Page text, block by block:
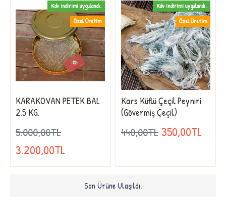
Özel Üretim
Kdv indirimi uygulandı.
KARAKOVAN PETEK BAL
2.5 KG.
5.000,00TL
3.200,00TL
Özel Üretim
Kdv indirimi uygulandı.
Kars Küflü Çeçil Peyniri
(Gövermiş Çeçil)
440,00TL 350,00TL
Son Ürüne Ulaşıldı.